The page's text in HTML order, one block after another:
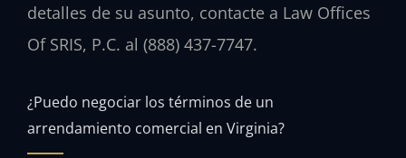
detalles de su asunto, contacte a Law Offices
Of SRIS, P.C. al (888) 437-7747.
¿Puedo negociar los términos de un
arrendamiento comercial en Virginia?